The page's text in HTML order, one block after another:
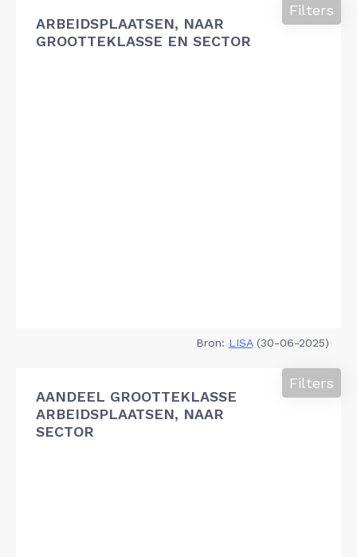
ARBEIDSPLAATSEN, NAAR
GROOTTEKLASSE EN SECTOR
Filters
Bron: LISA(30-06-2025)
AANDEEL GROOTTEKLASSE
ARBEIDSPLAATSEN, NAAR
SECTOR
Filters